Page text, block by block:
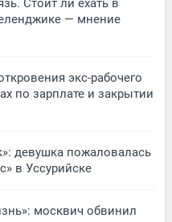
Стоит ли ехать в
— мнение
экс-рабочего
по зарплате и закрытии
девушка пожаловалась
в Уссурийске
москвич обвинил